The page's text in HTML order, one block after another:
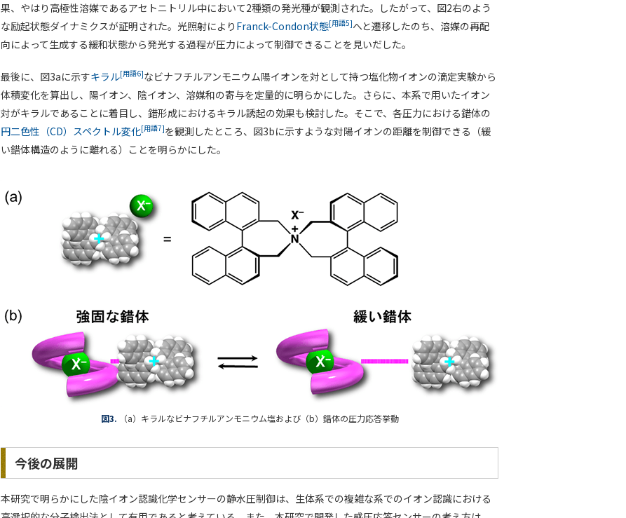
果、やはり高極性溶媒であるアセトニトリル中において2種類の発光種が観測された。したがって、図2右のよう
な励起状態ダイナミクスが証明された。光照射により Franck-Condon状態[用語5]へと遷移したのち、溶媒の再配
向によって生成する緩和状態から発光する過程が圧力によって制御できることを見いだした。
最後に、図3aに示すキラル[用語6]なビナフチルアンモニウム陽イオンを対として持つ塩化物イオンの滴定実験から
体積変化を算出し、陽イオン、陰イオン、溶媒和の寄与を定量的に明らかにした。さらに、本系で用いたイオン
対がキラルであることに着目し、錯形成におけるキラル誘起の効果も検討した。そこで、各圧力における錯体の
円二色性（CD）スペクトル変化[用語7]を観測したところ、図3bに示すような対陽イオンの距離を制御できる（緩
い錯体構造のように離れる）ことを明らかにした。
図3. （a）キラルなビナフチルアンモニウム塩および（b）錯体の圧力応答挙動
今後の展開
本研究で明らかにした陰イオン認識化学センサーの静水圧制御は、生体系での複雑な系でのイオン認識における